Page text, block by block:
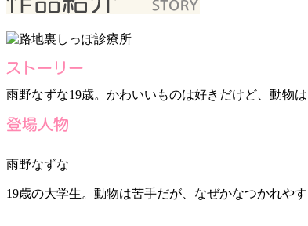
雨野なずな19歳。かわいいものは好きだけど、動物
雨野なずな
19歳の大学生。動物は苦手だが、なぜかなつかれや